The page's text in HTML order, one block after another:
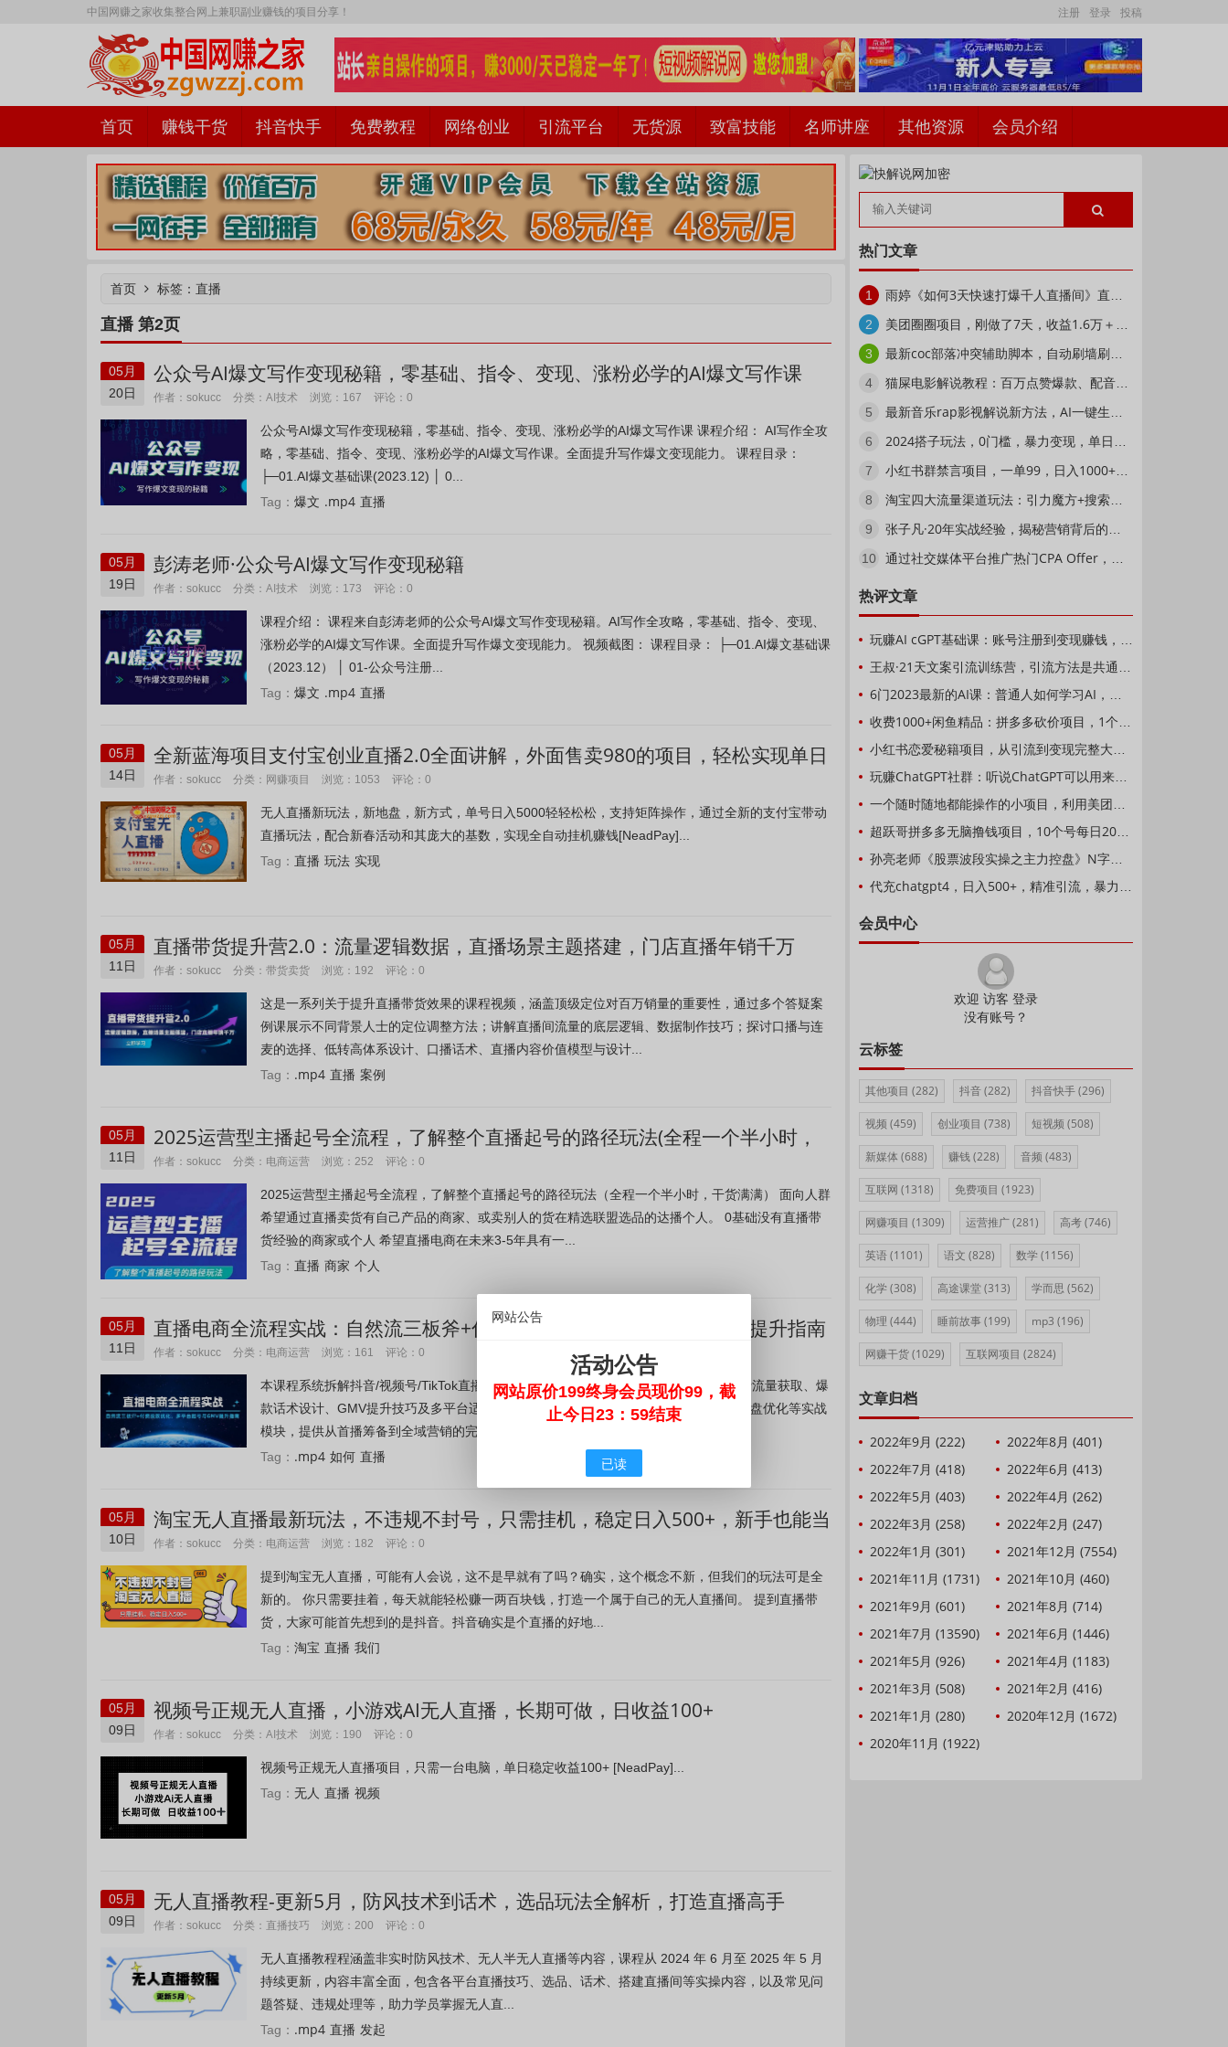
中国网赚之家收集整合网上兼职副业赚钱的项目分享！ 注册 登录 投稿
中国网赚之家
首页 赚钱干货 抖音快手 免费教程 网络创业 引流平台 无货源 致富技能 名师讲座 其他资源 会员介绍
首页 标签：直播
直播 第2页
05月
20日
公众号AI爆文写作变现秘籍，零基础、指令、变现、涨粉必学的AI爆文写作课
作者：sokucc 分类： AI技术 浏览：167 评论：0
公众号AI爆文写作变现秘籍，零基础、指令、变现、涨粉必学的AI爆文写作课 课程介绍： AI写作全攻
略，零基础、指令、变现、涨粉必学的AI爆文写作课。全面提升写作爆文变现能力。 课程目录：
├─01.AI爆文基础课(2023.12) │ 0...
Tag： 爆文 .mp4 直播
05月
19日
彭涛老师·公众号AI爆文写作变现秘籍
作者：sokucc 分类： AI技术 浏览：173 评论：0
课程介绍： 课程来自彭涛老师的公众号AI爆文写作变现秘籍。AI写作全攻略，零基础、指令、变现、
涨粉必学的AI爆文写作课。全面提升写作爆文变现能力。 视频截图： 课程目录： ├─01.AI爆文基础课
（2023.12） │ 01-公众号注册...
Tag： 爆文 .mp4 直播
05月
14日
全新蓝海项目支付宝创业直播2.0全面讲解，外面售卖980的项目，轻松实现单日
利润5000+【揭秘】
作者：sokucc 分类： 网赚项目 浏览：1053 评论：0
无人直播新玩法，新地盘，新方式，单号日入5000轻轻松松，支持矩阵操作，通过全新的支付宝带动
直播玩法，配合新春活动和其庞大的基数，实现全自动挂机赚钱[NeadPay]...
Tag： 直播 玩法 实现
05月
11日
直播带货提升营2.0：流量逻辑数据，直播场景主题搭建，门店直播年销千万
作者：sokucc 分类： 带货卖货 浏览：192 评论：0
这是一系列关于提升直播带货效果的课程视频，涵盖顶级定位对百万销量的重要性，通过多个答疑案
例课展示不同背景人士的定位调整方法；讲解直播间流量的底层逻辑、数据制作技巧；探讨口播与连
麦的选择、低转高体系设计、口播话术、直播内容价值模型与设计...
Tag： .mp4 直播 案例
05月
11日
2025运营型主播起号全流程，了解整个直播起号的路径玩法(全程一个半小时，
干货满满)
作者：sokucc 分类： 电商运营 浏览：252 评论：0
2025运营型主播起号全流程，了解整个直播起号的路径玩法（全程一个半小时，干货满满） 面向人群
希望通过直播卖货有自己产品的商家、或卖别人的货在精选联盟选品的达播个人。 0基础没有直播带
货经验的商家或个人 希望直播电商在未来3-5年具有一...
Tag： 直播 商家 个人
05月
11日
直播电商全流程实战：自然流三板斧+付费投放优化,多平台起号与GMV提升指南
作者：sokucc 分类： 电商运营 浏览：161 评论：0
本课程系统拆解抖音/视频号/TikTok直播电商全链路运营，涵盖起盘准备、自然流与付费流量获取、爆
款话术设计、GMV提升技巧及多平台适配策略。包含直播间搭建、短视频引流、数据复盘优化等实战
模块，提供从首播筹备到全域营销的完整解决方案，...
Tag： .mp4 如何 直播
05月
10日
淘宝无人直播最新玩法，不违规不封号，只需挂机，稳定日入500+，新手也能当
天开单！
作者：sokucc 分类： 电商运营 浏览：182 评论：0
提到淘宝无人直播，可能有人会说，这不是早就有了吗？确实，这个概念不新，但我们的玩法可是全
新的。 你只需要挂着，每天就能轻松赚一两百块钱，打造一个属于自己的无人直播间。 提到直播带
货，大家可能首先想到的是抖音。抖音确实是个直播的好地...
Tag： 淘宝 直播 我们
05月
09日
视频号正规无人直播，小游戏AI无人直播，长期可做，日收益100+
作者：sokucc 分类： AI技术 浏览：190 评论：0
视频号正规无人直播项目，只需一台电脑，单日稳定收益100+ [NeadPay]...
Tag： 无人 直播 视频
05月
09日
无人直播教程-更新5月，防风技术到话术，选品玩法全解析，打造直播高手
作者：sokucc 分类： 直播技巧 浏览：200 评论：0
无人直播教程程涵盖非实时防风技术、无人半无人直播等内容，课程从 2024 年 6 月至 2025 年 5 月
持续更新，内容丰富全面，包含各平台直播技巧、选品、话术、搭建直播间等实操内容，以及常见问
题答疑、违规处理等，助力学员掌握无人直...
Tag： .mp4 直播 发起
热门文章
1 雨婷《如何3天快速打爆千人直播间》直播冷启动
2 美团圈圈项目，刚做了7天，收益1.6万＋【揭秘】
3 最新coc部落冲突辅助脚本，自动刷墙刷资源捐兵布阵宝石【永久脚本+使用教程】
4 猫屎电影解说教程：百万点赞爆款、配音入门、1分钟出字幕PR剪辑、直播文案课等
5 最新音乐rap影视解说新方法，AI一键生成，五分钟一个视频，3天搞了1500【揭秘】
6 2024搭子玩法，0门槛，暴力变现，单日最高破四位数【揭秘】
7 小红书群禁言项目，一单99，日入1000+【揭秘】
8 淘宝四大流量渠道玩法：引力魔方+搜索流量提权+直通车+引爆手淘首页
9 张子凡·20年实战经验，揭秘营销背后的底层逻辑，突破思维局限，从根本上破解营销难题
10 通过社交媒体平台推广热门CPA Offer，日赚50美元–CPAGRIP的三种赚钱方法
热评文章
玩赚AI cGPT基础课：账号注册到变现赚钱，如何用cGPT打造被动收入
王叔·21天文案引流训练营，引流方法是共通的，适用于各行各业
6门2023最新的AI课：普通人如何学习AI，利用AI做PPT，绘画，写作等【音频+文档】
收费1000+闲鱼精品：拼多多砍价项目，1个号1天纯赚40+适合新手0门槛
小红书恋爱秘籍项目，从引流到变现完整大解析，看完立马就能实操【教程+资料】
玩赚ChatGPT社群：听说ChatGPT可以用来搞钱？从0到1保姆级教程
一个随时随地都能操作的小项目，利用美团拍客轻松日入50+【视频教程】
超跃哥拼多多无脑撸钱项目，10个号每日200-400元利润，可批量操作无限撸！
孙亮老师《股票波段实操之主力控盘》N字战法
代充chatgpt4，日入500+，精准引流，暴力变现【揭秘】
会员中心
欢迎 访客 登录
没有账号？
云标签
其他项目 (282) 抖音(282) 抖音快手(296)
视频 (459) 创业项目 (738) 短视频 (508)
新媒体 (688) 赚钱(228) 音频 (483)
互联网 (1318) 免费项目 (1923)
网赚项目 (1309) 运营推广(281) 高考(746)
英语(1101) 语文 (828) 数学(1156)
化学(308) 高途课堂(313) 学而思 (562)
物理 (444) 睡前故事(199) mp3 (196)
网赚干货(1029) 互联网项目 (2824)
文章归档
2022年9月 (222)
2022年8月 (401)
2022年7月 (418)
2022年6月 (413)
2022年5月 (403)
2022年4月 (262)
2022年3月 (258)
2022年2月 (247)
2022年1月 (301)
2021年12月 (7554)
2021年11月 (1731)
2021年10月 (460)
2021年9月 (601)
2021年8月 (714)
2021年7月 (13590)
2021年6月 (1446)
2021年5月 (926)
2021年4月 (1183)
2021年3月 (508)
2021年2月 (416)
2021年1月 (280)
2020年12月 (1672)
2020年11月 (1922)
网站公告
活动公告
网站原价199终身会员现价99，截
止今日23：59结束
已读